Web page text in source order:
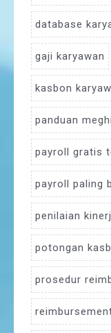
database
gaji karyawan
kasbon
panduan
payroll gratis
payroll paling
penilaian
potongan
prosedur